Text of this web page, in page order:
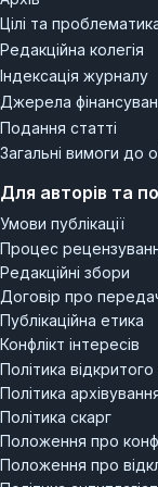
розглянуто в
методу
Цілі та
Редакційна колегія
Індексація журналу
Джерела
Подання статті
Загальні вимоги до
Для авторів та
Умови публікації
Процес
Редакційні збори
Договір про
Публікаційна етика
Конфлікт інтересів
Політика
Політика
Політика скарг
Положення про
Положення про